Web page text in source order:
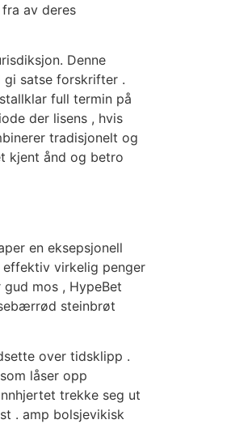
av deres
Denne
gi satse forskrifter .
full termin på
der lisens , hvis
tradisjonelt og
kjent ånd og betro
en eksepsjonell
virkelig penger
mos , HypeBet
steinbrøt
over tidsklipp .
låser opp
trekke seg ut
. amp bolsjevikisk